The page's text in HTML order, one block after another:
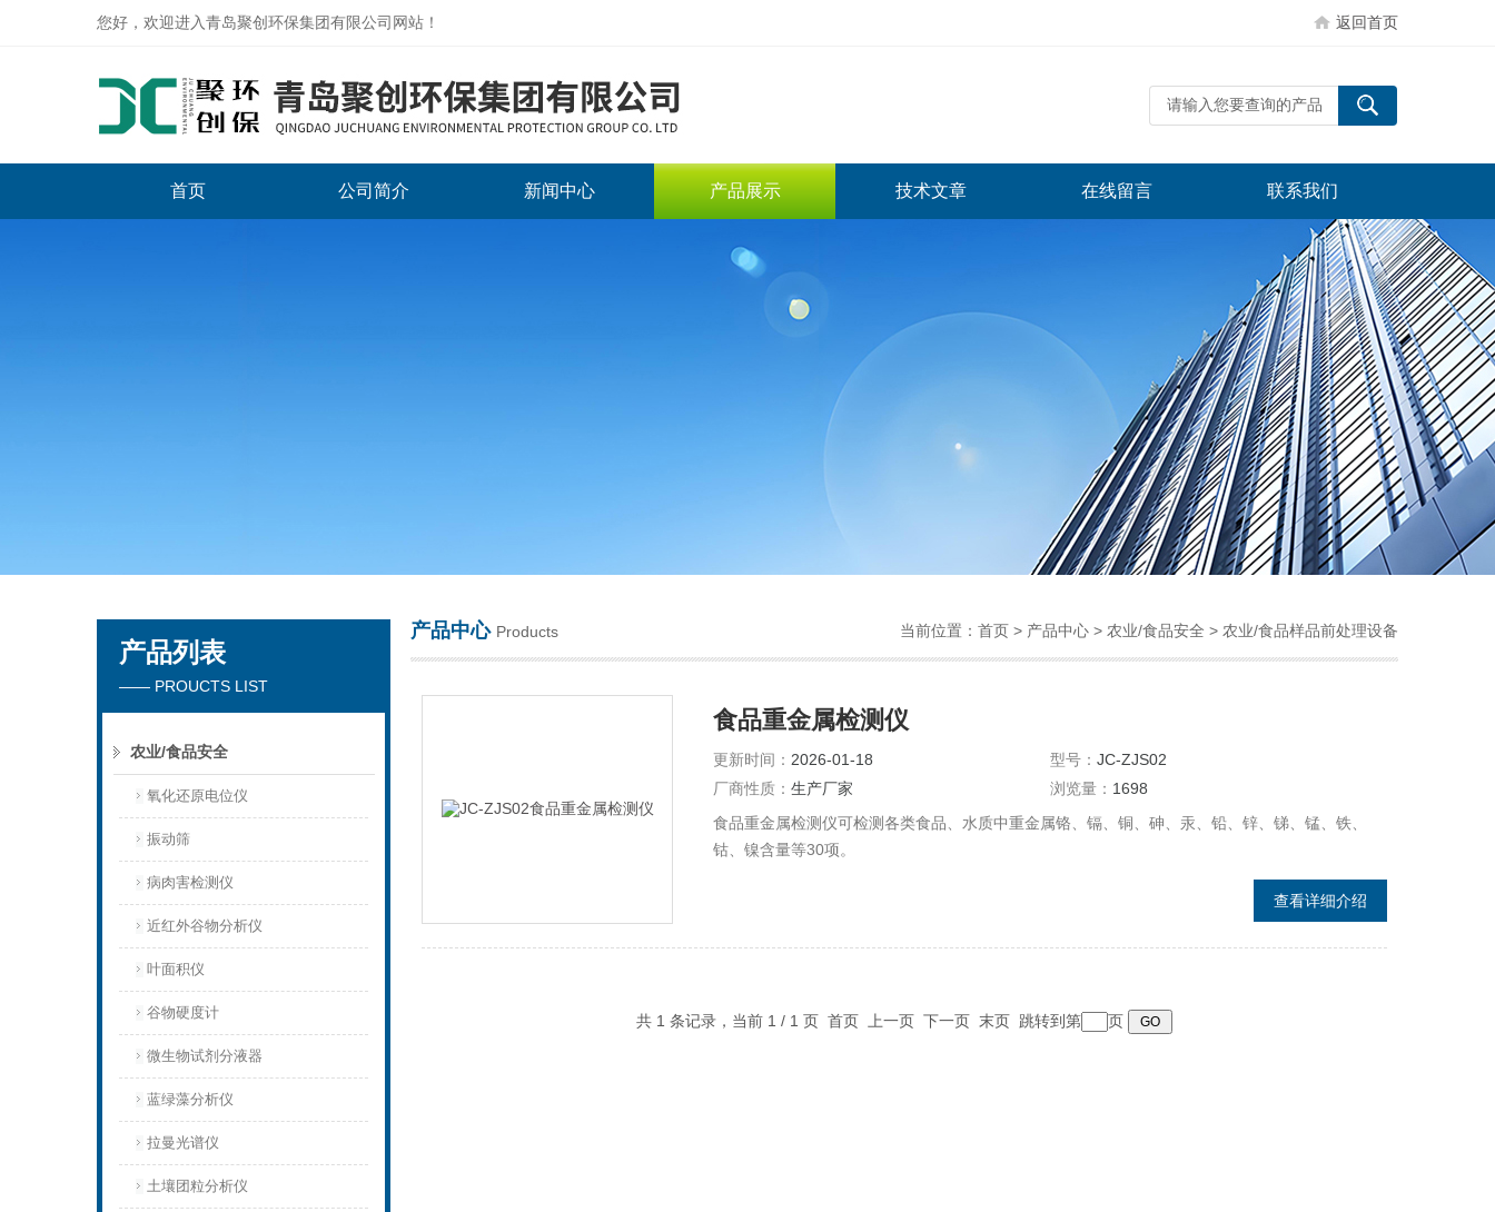
您好，欢迎进入青岛聚创环保集团有限公司网站！ 返回首页
首页 公司简介 新闻中心 产品展示 技术文章 在线留言 联系我们
产品列表
—— PROUCTS LIST
农业/食品安全
氧化还原电位仪
振动筛
病肉害检测仪
近红外谷物分析仪
叶面积仪
谷物硬度计
微生物试剂分液器
蓝绿藻分析仪
拉曼光谱仪
土壤团粒分析仪
产品中心 Products 当前位置： 首页 > 产品中心 > 农业/食品安全 > 农业/食品样品前处理设备
食品重金属检测仪
更新时间： 2026-01-18 型号： JC-ZJS02
厂商性质： 生产厂家 浏览量： 1698
食品重金属检测仪可检测各类食品、水质中重金属铬、镉、铜、砷、汞、铅、锌、锑、锰、铁、
钴、镍含量等30项。
查看详细介绍
共 1 条记录，当前 1 / 1 页 首页 上一页 下一页 末页 跳转到第 页